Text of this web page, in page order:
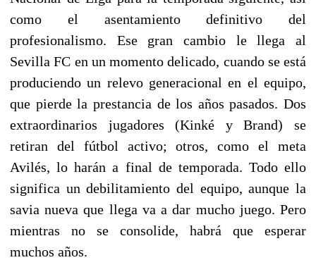
como el asentamiento definitivo del
profesionalismo. Ese gran cambio le llega al
Sevilla FC en un momento delicado, cuando se está
produciendo un relevo generacional en el equipo,
que pierde la prestancia de los años pasados. Dos
extraordinarios jugadores (Kinké y Brand) se
retiran del fútbol activo; otros, como el meta
Avilés, lo harán a final de temporada. Todo ello
significa un debilitamiento del equipo, aunque la
savia nueva que llega va a dar mucho juego. Pero
mientras no se consolide, habrá que esperar
muchos años.